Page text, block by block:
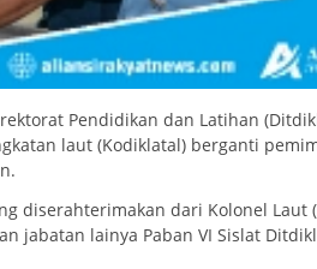
Pendidikan dan Latihan
laut (Kodiklatal) berganti
diserahterimakan dari Kolonel Laut
jabatan lainya Paban VI Sislat